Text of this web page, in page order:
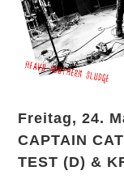
Freitag, 24.
CAPTAIN
TEST (D) &